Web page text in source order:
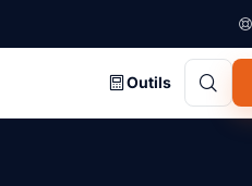
Outils